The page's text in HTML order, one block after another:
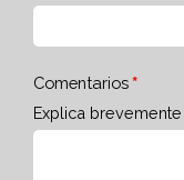
Comentarios
Explica